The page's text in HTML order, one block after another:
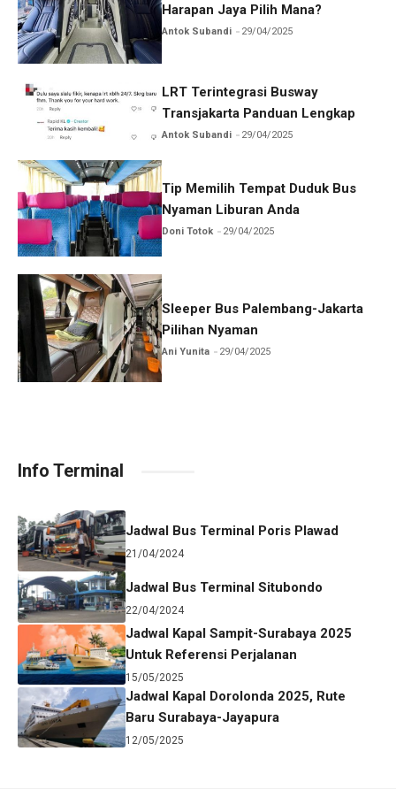
Harapan Jaya Pilih Mana?
Antok Subandi 29/04/2025
LRT Terintegrasi Busway
Transjakarta Panduan Lengkap
Antok Subandi 29/04/2025
Tip Memilih Tempat Duduk Bus
Nyaman Liburan Anda
Doni Totok 29/04/2025
Sleeper Bus Palembang-Jakarta
Pilihan Nyaman
Ani Yunita 29/04/2025
Info Terminal
Jadwal Bus Terminal Poris Plawad
21/04/2024
Jadwal Bus Terminal Situbondo
22/04/2024
Jadwal Kapal Sampit-Surabaya 2025
Untuk Referensi Perjalanan
15/05/2025
Jadwal Kapal Dorolonda 2025, Rute
Baru Surabaya-Jayapura
12/05/2025